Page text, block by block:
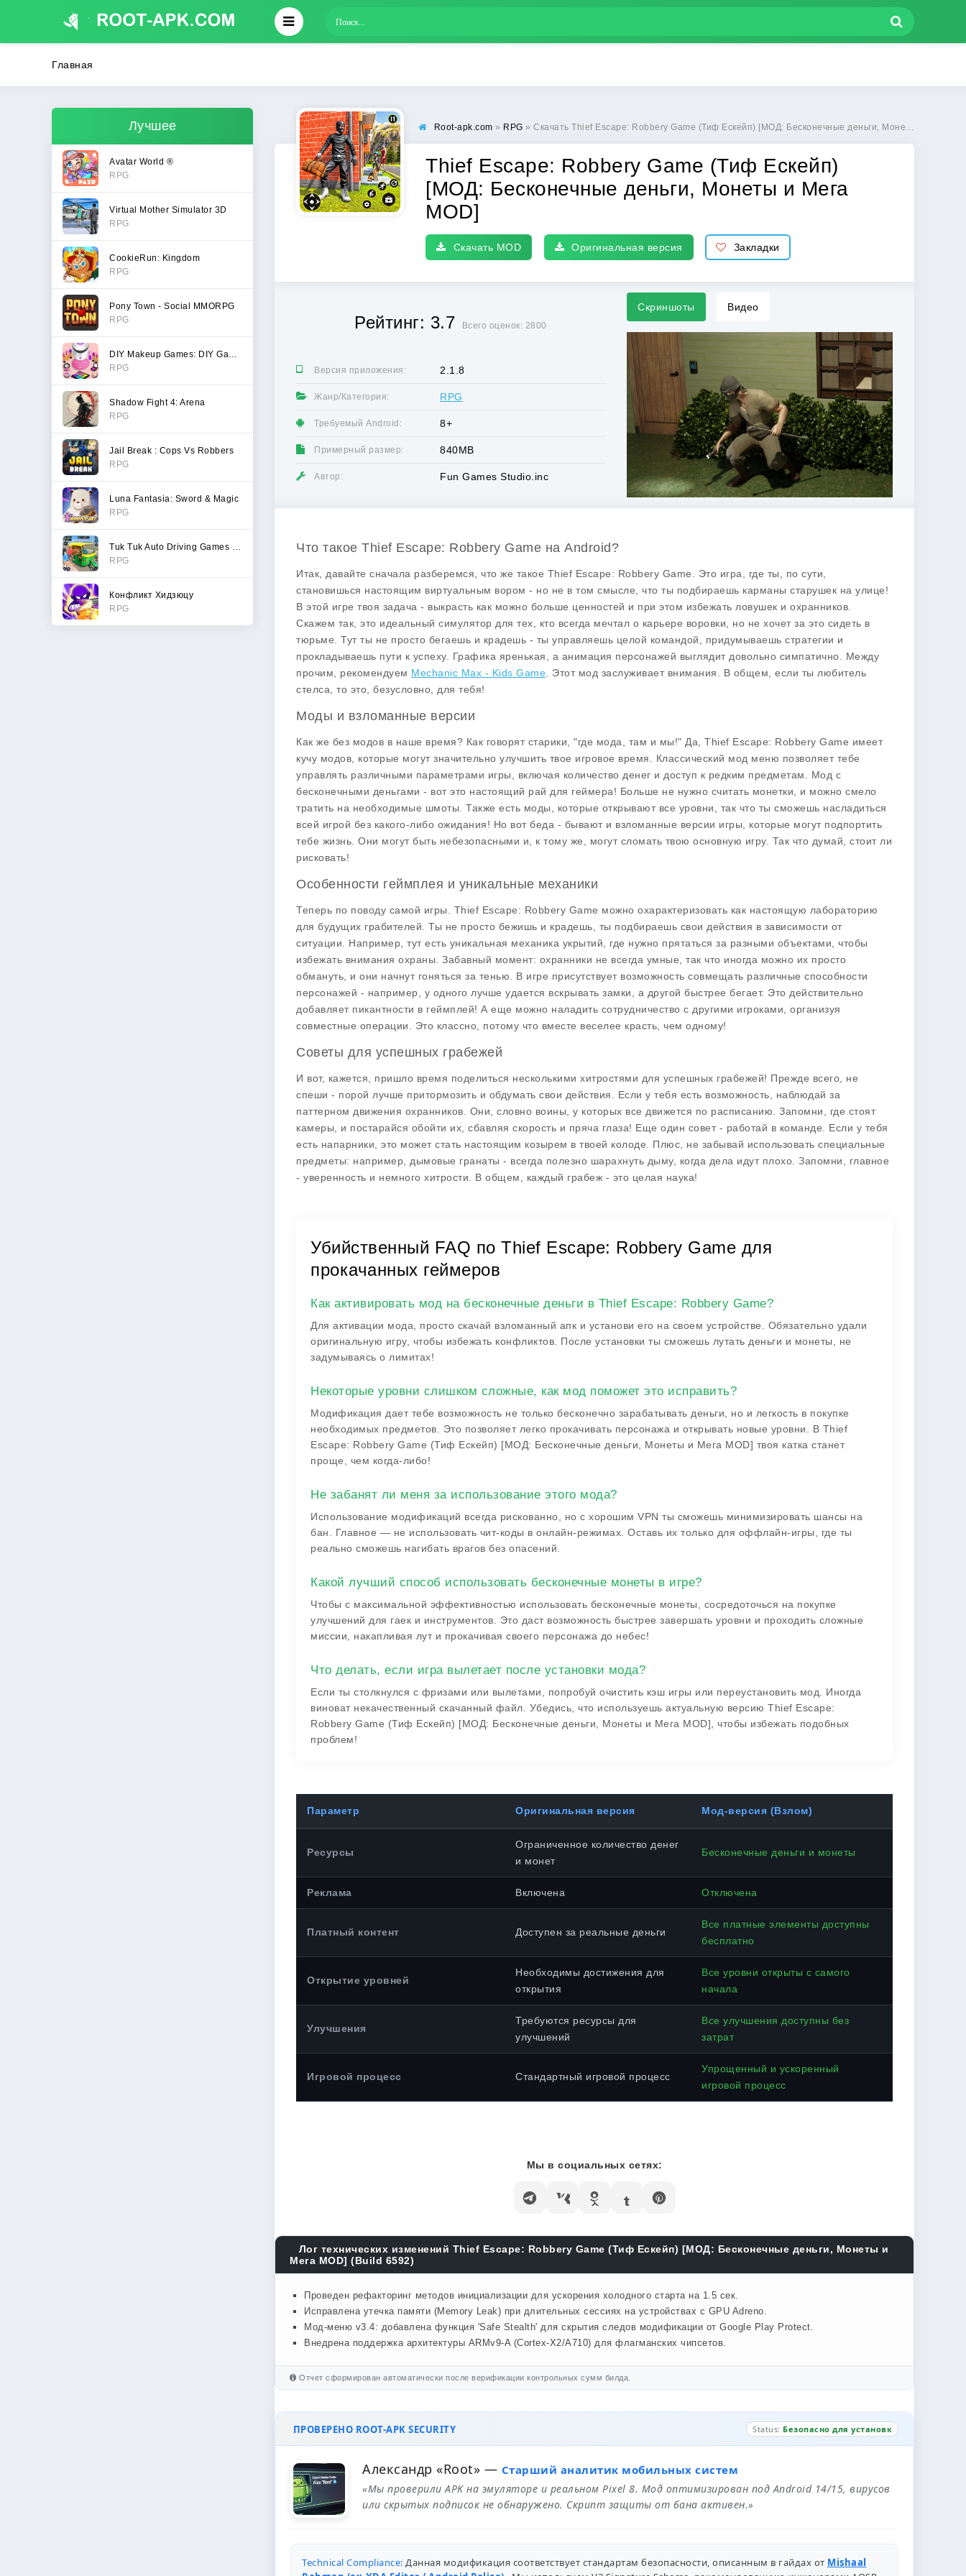
Главная
Лучшее
Avatar World ®
RPG
Virtual Mother Simulator 3D
RPG
CookieRun: Kingdom
RPG
Pony Town - Social MMORPG
RPG
RPG
Shadow Fight 4: Arena
RPG
Jail Break : Cops Vs Robbers
RPG
Luna Fantasia: Sword & Magic
RPG
RPG
Конфликт Хидзюцу
RPG
Root-apk.com » RPG » Скачать Thief Escape: Robbery Game (Тиф Ескейп) [МОД: Бесконечные деньги, Монеты и Мега MOD] | Взлом Thief Escape: Robbery Game на Андроид
Thief Escape: Robbery Game (Тиф Ескейп)
[МОД: Бесконечные деньги, Монеты и Мега
MOD]
Скачать MOD Оригинальная версия Закладки
Рейтинг: 3.7 Всего оценок: 2800
Версия приложения: 2.1.8
Жанр/Категория: RPG
Требуемый Android: 8+
Примерный размер: 840MB
Автор: Fun Games Studio.inc
Скриншоты Видео
Что такое Thief Escape: Robbery Game на Android?
Итак, давайте сначала разберемся, что же такое Thief Escape: Robbery Game. Это игра, где ты, по сути,
становишься настоящим виртуальным вором - но не в том смысле, что ты подбираешь карманы старушек на улице!
В этой игре твоя задача - выкрасть как можно больше ценностей и при этом избежать ловушек и охранников.
Скажем так, это идеальный симулятор для тех, кто всегда мечтал о карьере воровки, но не хочет за это сидеть в
тюрьме. Тут ты не просто бегаешь и крадешь - ты управляешь целой командой, придумываешь стратегии и
прокладываешь пути к успеху. Графика яренькая, а анимация персонажей выглядит довольно симпатично. Между
прочим, рекомендуем Mechanic Max - Kids Game . Этот мод заслуживает внимания. В общем, если ты любитель
стелса, то это, безусловно, для тебя!
Моды и взломанные версии
Как же без модов в наше время? Как говорят старики, "где мода, там и мы!" Да, Thief Escape: Robbery Game имеет
кучу модов, которые могут значительно улучшить твое игровое время. Классический мод меню позволяет тебе
управлять различными параметрами игры, включая количество денег и доступ к редким предметам. Мод с
бесконечными деньгами - вот это настоящий рай для геймера! Больше не нужно считать монетки, и можно смело
тратить на необходимые шмоты. Также есть моды, которые открывают все уровни, так что ты сможешь насладиться
всей игрой без какого-либо ожидания! Но вот беда - бывают и взломанные версии игры, которые могут подпортить
тебе жизнь. Они могут быть небезопасными и, к тому же, могут сломать твою основную игру. Так что думай, стоит ли
рисковать!
Особенности геймплея и уникальные механики
Теперь по поводу самой игры. Thief Escape: Robbery Game можно охарактеризовать как настоящую лабораторию
для будущих грабителей. Ты не просто бежишь и крадешь, ты подбираешь свои действия в зависимости от
ситуации. Например, тут есть уникальная механика укрытий , где нужно прятаться за разными объектами, чтобы
избежать внимания охраны. Забавный момент: охранники не всегда умные, так что иногда можно их просто
обмануть, и они начнут гоняться за тенью. В игре присутствует возможность совмещать различные способности
персонажей - например, у одного лучше удается вскрывать замки, а другой быстрее бегает. Это действительно
добавляет пикантности в геймплей! А еще можно наладить сотрудничество с другими игроками, организуя
совместные операции. Это классно, потому что вместе веселее красть, чем одному!
Советы для успешных грабежей
И вот, кажется, пришло время поделиться несколькими хитростями для успешных грабежей! Прежде всего, не
спеши - порой лучше притормозить и обдумать свои действия. Если у тебя есть возможность, наблюдай за
паттерном движения охранников. Они, словно воины, у которых все движется по расписанию. Запомни, где стоят
камеры, и постарайся обойти их, сбавляя скорость и пряча глаза! Еще один совет - работай в команде. Если у тебя
есть напарники, это может стать настоящим козырем в твоей колоде. Плюс, не забывай использовать специальные
предметы: например, дымовые гранаты - всегда полезно шарахнуть дыму, когда дела идут плохо. Запомни, главное
- уверенность и немного хитрости. В общем, каждый грабеж - это целая наука!
Убийственный FAQ по Thief Escape: Robbery Game для
прокачанных геймеров
Как активировать мод на бесконечные деньги в Thief Escape: Robbery Game?
Для активации мода, просто скачай взломанный апк и установи его на своем устройстве. Обязательно удали
оригинальную игру, чтобы избежать конфликтов. После установки ты сможешь лутать деньги и монеты, не
задумываясь о лимитах!
Некоторые уровни слишком сложные, как мод поможет это исправить?
Модификация дает тебе возможность не только бесконечно зарабатывать деньги, но и легкость в покупке
необходимых предметов. Это позволяет легко прокачивать персонажа и открывать новые уровни. В Thief
Escape: Robbery Game (Тиф Ескейп) [МОД: Бесконечные деньги, Монеты и Мега MOD] твоя катка станет
проще, чем когда-либо!
Не забанят ли меня за использование этого мода?
Использование модификаций всегда рискованно, но с хорошим VPN ты сможешь минимизировать шансы на
бан. Главное — не использовать чит-коды в онлайн-режимах. Оставь их только для оффлайн-игры, где ты
реально сможешь нагибать врагов без опасений.
Какой лучший способ использовать бесконечные монеты в игре?
Чтобы с максимальной эффективностью использовать бесконечные монеты, сосредоточься на покупке
улучшений для гаек и инструментов. Это даст возможность быстрее завершать уровни и проходить сложные
миссии, накапливая лут и прокачивая своего персонажа до небес!
Что делать, если игра вылетает после установки мода?
Если ты столкнулся с фризами или вылетами, попробуй очистить кэш игры или переустановить мод. Иногда
виноват некачественный скачанный файл. Убедись, что используешь актуальную версию Thief Escape:
Robbery Game (Тиф Ескейп) [МОД: Бесконечные деньги, Монеты и Мега MOD], чтобы избежать подобных
проблем!
Параметр Оригинальная версия Мод-версия (Взлом)
Ресурсы
Ограниченное количество денег
и монет
Бесконечные деньги и монеты
Реклама Включена Отключена
Платный контент Доступен за реальные деньги
Все платные элементы доступны
бесплатно
Открытие уровней
Необходимы достижения для
открытия
Все уровни открыты с самого
начала
Улучшения
Требуются ресурсы для
улучшений
Все улучшения доступны без
затрат
Игровой процесс Стандартный игровой процесс
Упрощенный и ускоренный
игровой процесс
Мы в социальных сетях:
Лог технических изменений Thief Escape: Robbery Game (Тиф Ескейп) [МОД: Бесконечные деньги, Монеты и
Мега MOD] (Build 6592)
Проведен рефакторинг методов инициализации для ускорения холодного старта на 1.5 сек.
Исправлена утечка памяти (Memory Leak) при длительных сессиях на устройствах с GPU Adreno.
Мод-меню v3.4: добавлена функция 'Safe Stealth' для скрытия следов модификации от Google Play Protect.
Внедрена поддержка архитектуры ARMv9-A (Cortex-X2/A710) для флагманских чипсетов.
Отчет сформирован автоматически после верификации контрольных сумм билда.
ПРОВЕРЕНО ROOT-APK SECURITY Status: Безопасно для установк
Александр «Root» — Старший аналитик мобильных систем
«Мы проверили APK на эмуляторе и реальном Pixel 8. Мод оптимизирован под Android 14/15, вирусов
или скрытых подписок не обнаружено. Скрипт защиты от бана активен.»
Technical Compliance: Данная модификация соответствует стандартам безопасности, описанным в гайдах от Mishaal